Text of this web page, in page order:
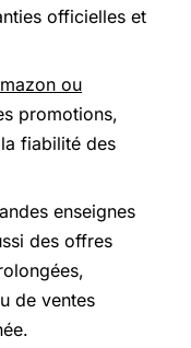
officielles et
ou
promotions,
fiabilité des
enseignes
des offres
de ventes